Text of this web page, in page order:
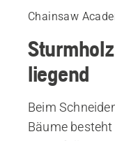
Chainsaw
liegend
Beim
Bäume